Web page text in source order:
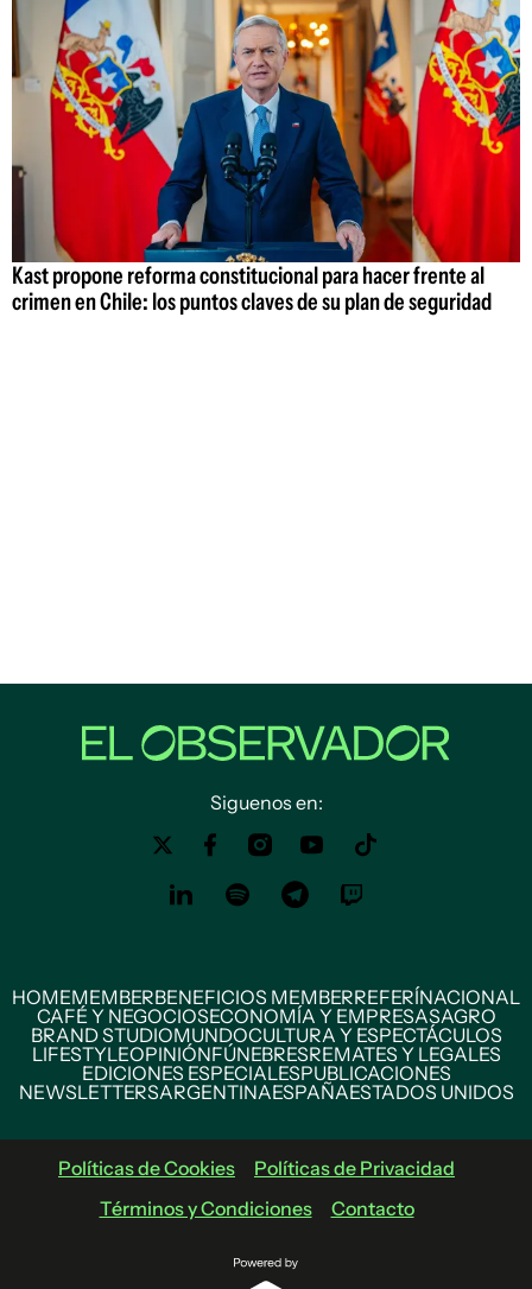
Kast propone reforma constitucional para hacer frente al
crimen en Chile: los puntos claves de su plan de seguridad
Siguenos en:
HOMEMEMBERBENEFICIOS MEMBERREFERÍNACIONAL
CAFÉ Y NEGOCIOSECONOMÍA Y EMPRESASAGRO
BRAND STUDIOMUNDOCULTURA Y ESPECTÁCULOS
LIFESTYLEOPINIÓNFÚNEBRESREMATES Y LEGALES
EDICIONES ESPECIALESPUBLICACIONES
NEWSLETTERSARGENTINAESPAÑAESTADOS UNIDOS
Políticas de Cookies
Políticas de Privacidad
Términos y Condiciones
Contacto